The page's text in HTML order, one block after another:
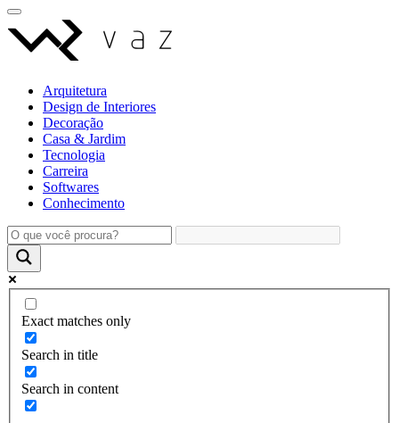
Arquitetura
Design de Interiores
Decoração
Casa & Jardim
Tecnologia
Carreira
Softwares
Conhecimento
Exact matches only
Search in title
Search in content